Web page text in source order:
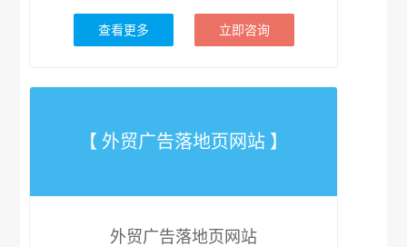
查看更多 立即咨询
【 外贸广告落地页网站 】
外贸广告落地页网站